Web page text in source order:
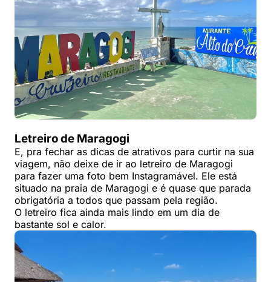
Letreiro de Maragogi
E, pra fechar as dicas de atrativos para curtir na sua
viagem, não deixe de ir ao letreiro de Maragogi
para fazer uma foto bem Instagramável. Ele está
situado na praia de Maragogi e é quase que parada
obrigatória a todos que passam pela região.
O letreiro fica ainda mais lindo em um dia de
bastante sol e calor.